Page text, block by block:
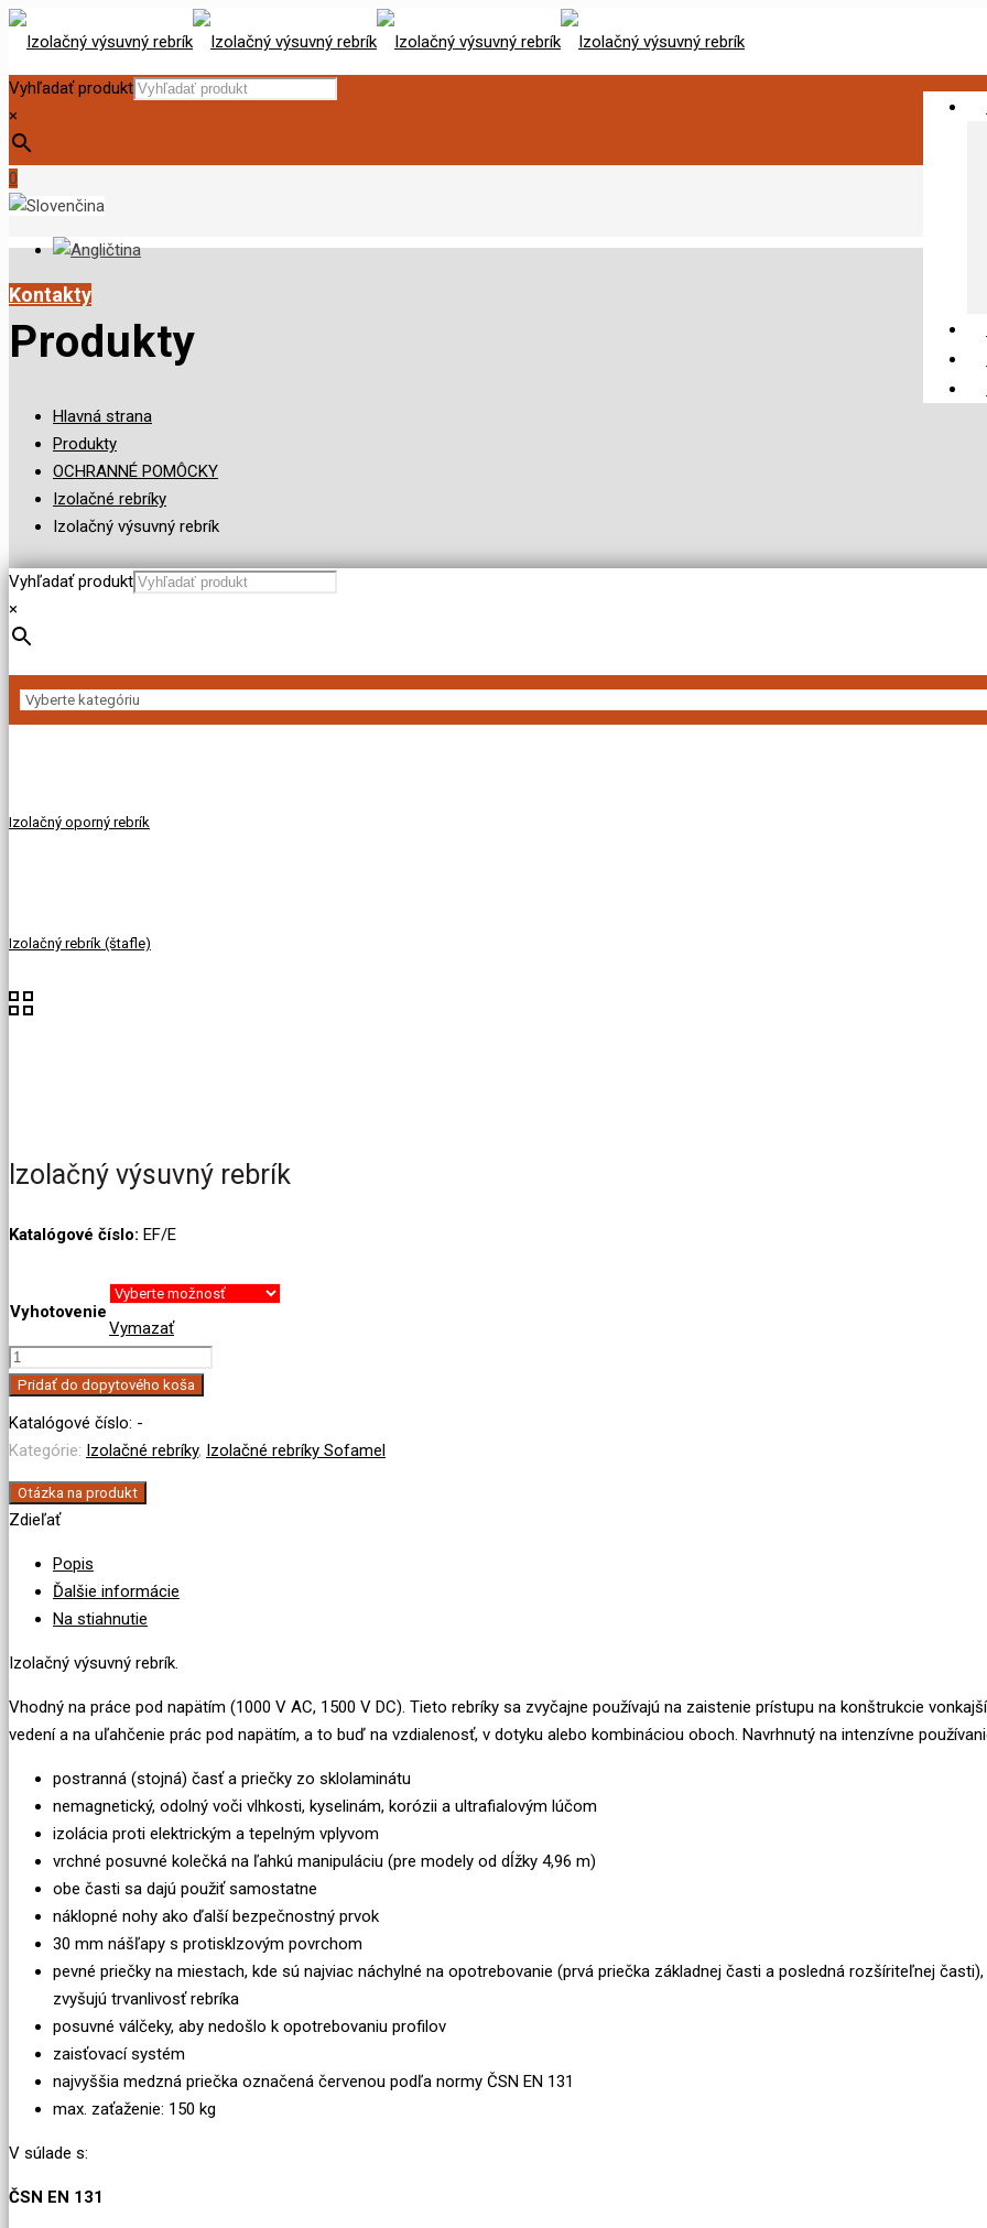
Vyhľadať produkt
×
0
Kontakty
Produkty
Hlavná strana
Produkty
OCHRANNÉ POMÔCKY
Izolačné rebríky
Izolačný výsuvný rebrík
Vyhľadať produkt
×
Izolačný oporný rebrík
Izolačný rebrík (štafle)
Izolačný výsuvný rebrík
Katalógové číslo: EF/E
Vyhotovenie
Vymazať
množstvo
Izolačný
Pridať do dopytového koša
Katalógové číslo: -
Kategórie: Izolačné rebríky, Izolačné rebríky Sofamel
Otázka na produkt
Zdieľať
Popis
Ďalšie informácie
Na stiahnutie
Izolačný výsuvný rebrík.
Vhodný na práce pod napätím (1000 V AC, 1500 V DC). Tieto rebríky sa zvyčajne používajú na zaistenie prístupu na konštrukcie
vedení a na uľahčenie prác pod napätím, a to buď na vzdialenosť, v dotyku alebo kombináciou oboch. Navrhnutý na intenzívne
postranná (stojná) časť a priečky zo sklolaminátu
nemagnetický, odolný voči vlhkosti, kyselinám, korózii a ultrafialovým lúčom
izolácia proti elektrickým a tepelným vplyvom
vrchné posuvné kolečká na ľahkú manipuláciu (pre modely od dĺžky 4,96 m)
obe časti sa dajú použiť samostatne
náklopné nohy ako ďalší bezpečnostný prvok
30 mm nášľapy s protisklzovým povrchom
pevné priečky na miestach, kde sú najviac náchylné na opotrebovanie (prvá priečka základnej časti a posledná rozšíriteľnej
zvyšujú trvanlivosť rebríka
posuvné válčeky, aby nedošlo k opotrebovaniu profilov
zaisťovací systém
najvyššia medzná priečka označená červenou podľa normy ČSN EN 131
max. zaťaženie: 150 kg
V súlade s:
ČSN EN 131